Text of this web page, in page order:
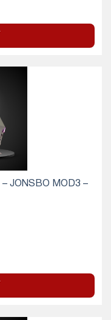
JONSBO MOD3 –